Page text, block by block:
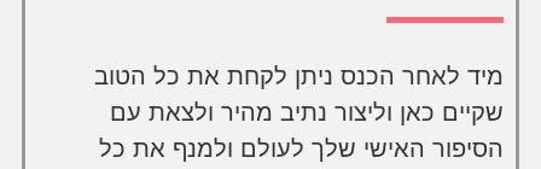
מיד לאחר הכנס ניתן לקחת את כל הטוב
שקיים כאן וליצור נתיב מהיר ולצאת עם
הסיפור האישי שלך לעולם ולמנף את כל